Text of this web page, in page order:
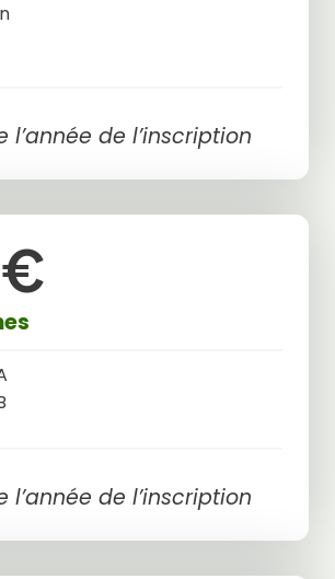
l’année de l’inscription
l’année de l’inscription